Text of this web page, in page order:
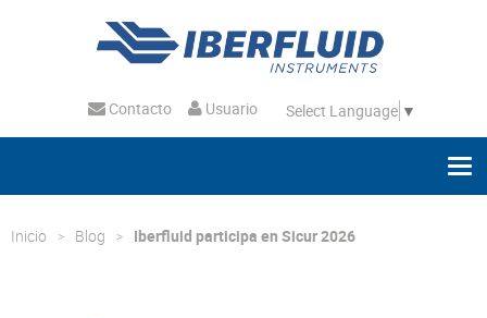
Contacto Usuario Select Language ▼
Inicio Blog Iberfluid participa en Sicur 2026